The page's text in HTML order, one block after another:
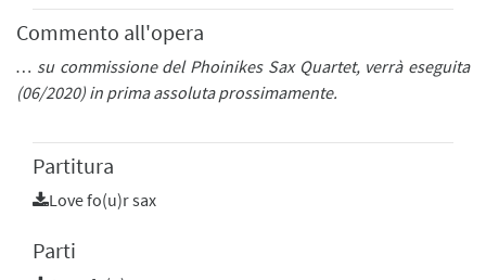
Commento all'opera
… su commissione del Phoinikes Sax Quartet, verrà eseguita
(06/2020) in prima assoluta prossimamente.
Partitura
Love fo(u)r sax
Parti